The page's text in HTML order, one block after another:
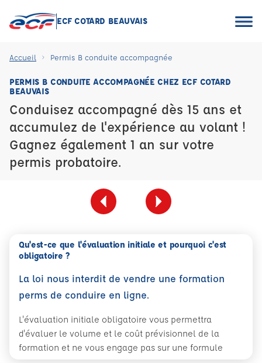
ECF COTARD BEAUVAIS
Accueil Permis B conduite accompagnée
PERMIS B CONDUITE ACCOMPAGNÉE CHEZ ECF COTARD
BEAUVAIS
Conduisez accompagné dès 15 ans et
accumulez de l'expérience au volant !
Gagnez également 1 an sur votre
permis probatoire.
Qu'est-ce que l'évaluation initiale et pourquoi c'est
obligatoire ?
La loi nous interdit de vendre une formation
perms de conduire en ligne.
L'évaluation initiale obligatoire vous permettra
d'évaluer le volume et le coût prévisionnel de la
formation et ne vous engage pas sur une formule